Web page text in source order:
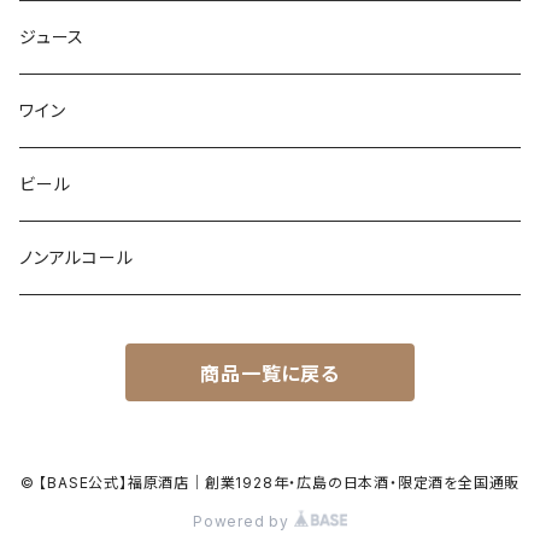
ジュース
ワイン
ビール
ノンアルコール
商品一覧に戻る
© 【BASE公式】福原酒店｜創業1928年・広島の日本酒・限定酒を全国通販
Powered by